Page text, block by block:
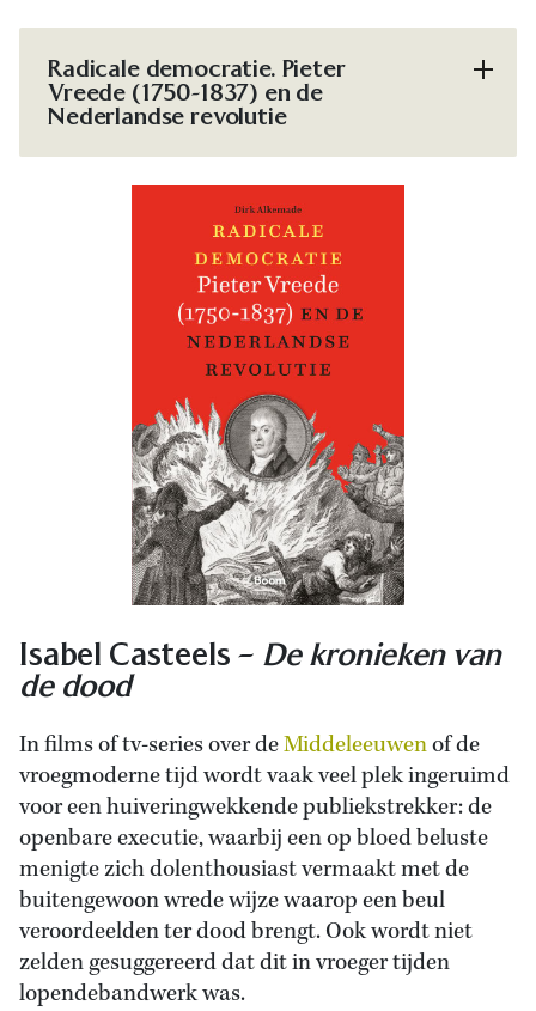
Radicale democratie. Pieter
Vreede (1750-1837) en de
Nederlandse revolutie
Isabel Casteels – De kronieken van
de dood
In films of tv-series over deMiddeleeuwenof de
vroegmoderne tijd wordt vaak veel plek ingeruimd
voor een huiveringwekkende publiekstrekker: de
openbare executie, waarbij een op bloed beluste
menigte zich dolenthousiast vermaakt met de
buitengewoon wrede wijze waarop een beul
veroordeelden ter dood brengt. Ook wordt niet
zelden gesuggereerd dat dit in vroeger tijden
lopendebandwerk was.